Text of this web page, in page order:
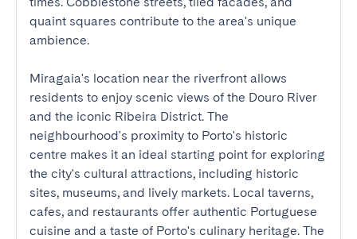
quaint squares contribute to the area's unique
ambience.
Miragaia's location near the riverfront allows
residents to enjoy scenic views of the Douro River
and the iconic Ribeira District. The
neighbourhood's proximity to Porto's historic
centre makes it an ideal starting point for exploring
the city's cultural attractions, including historic
sites, museums, and lively markets. Local taverns,
cafes, and restaurants offer authentic Portuguese
cuisine and a taste of Porto's culinary heritage. The